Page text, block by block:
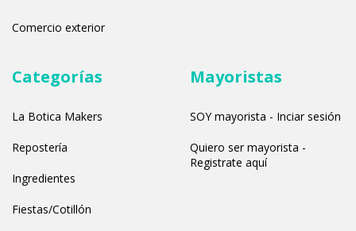
Comercio exterior
Categorías
La Botica Makers
Repostería
Ingredientes
Fiestas/Cotillón
Mayoristas
SOY mayorista - Inciar sesión
Quiero ser mayorista -
Registrate aquí